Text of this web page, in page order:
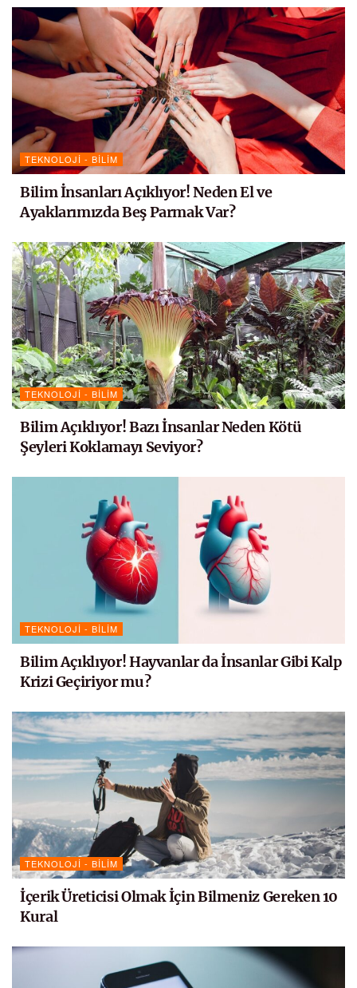
TEKNOLOJI - BILIM
Bilim İnsanları Açıklıyor! Neden El ve
Ayaklarımızda Beş Parmak Var?
TEKNOLOJI - BILIM
Bilim Açıklıyor! Bazı İnsanlar Neden Kötü
Şeyleri Koklamayı Seviyor?
TEKNOLOJI - BILIM
Bilim Açıklıyor! Hayvanlar da İnsanlar Gibi Kalp
Krizi Geçiriyor mu?
TEKNOLOJI - BILIM
İçerik Üreticisi Olmak İçin Bilmeniz Gereken 10
Kural